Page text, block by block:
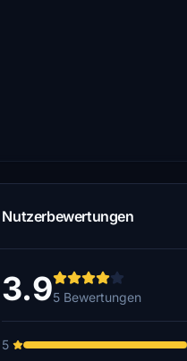
Nutzerbewertungen
3.95 Bewertungen
5